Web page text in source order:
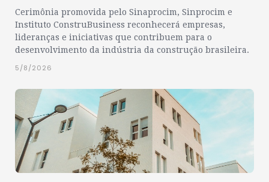
Cerimônia promovida pelo Sinaprocim, Sinprocim e
Instituto ConstruBusiness reconhecerá empresas,
lideranças e iniciativas que contribuem para o
desenvolvimento da indústria da construção brasileira.
5/8/2026